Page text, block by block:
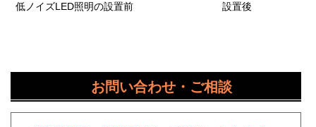
低ノイズLED照明の設置前 設置後
お問い合わせ・ご相談